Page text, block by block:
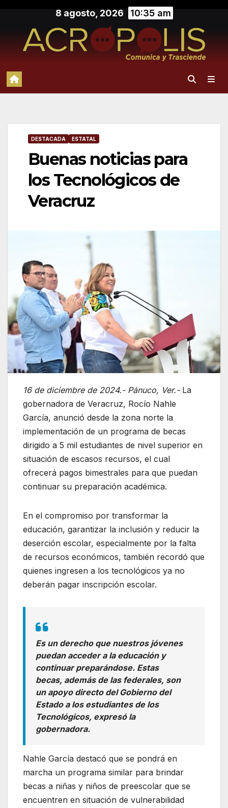
contenido
8 agosto, 2026 10:35 am
DESTACADA ESTATAL
Buenas noticias para
los Tecnológicos de
Veracruz
16 de diciembre de 2024.- Pánuco, Ver.-La
gobernadora de Veracruz, Rocío Nahle
García, anunció desde la zona norte la
implementación de un programa de becas
dirigido a 5 mil estudiantes de nivel superior en
situación de escasos recursos, el cual
ofrecerá pagos bimestrales para que puedan
continuar su preparación académica.
En el compromiso por transformar la
educación, garantizar la inclusión y reducir la
deserción escolar, especialmente por la falta
de recursos económicos, también recordó que
quienes ingresen a los tecnológicos ya no
deberán pagar inscripción escolar.
Es un derecho que nuestros jóvenes
puedan acceder a la educación y
continuar preparándose. Estas
becas, además de las federales, son
un apoyo directo del Gobierno del
Estado a los estudiantes de los
Tecnológicos, expresó la
gobernadora.
Nahle García destacó que se pondrá en
marcha un programa similar para brindar
becas a niñas y niños de preescolar que se
encuentren en situación de vulnerabilidad